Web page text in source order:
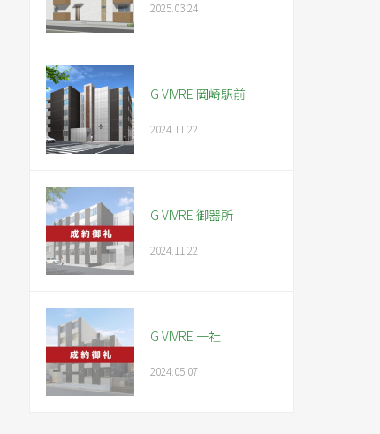
2025.03.24
G VIVRE 岡崎駅前
2024.11.22
G VIVRE 御器所
2024.11.22
G VIVRE 一社
2024.05.07